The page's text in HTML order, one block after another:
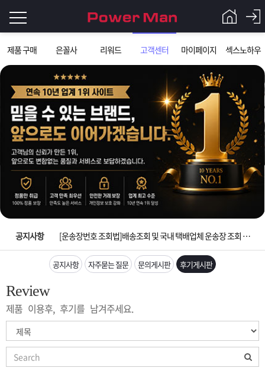
제품 구매 은꼴사 리워드 고객센터 마이페이지 섹스노하우
그
인
이
필
요
니
로
Q&A
파
워
맨
제
품
매
은
사
스
노
하
고
객
센
마
이
주
공지사항
입금확인이 안되는 상황을 대비해 꼭 입금후 고객센터 연락바랍니다.
[2026구정 연휴]설 연휴 배송 및 휴무 안내
[운송장번호 조회법]배송조회 및 국내 택배업체 운송장 조회 하는법
[ios앱 오픈]아이폰 고객 앱설치 가능합니다.
입금확인이 안되는 상황을 대비해 꼭 입금후 고객센터 연락바랍니다.
[2026구정 연휴]설 연휴 배송 및 휴무 안내
공지사항 자주묻는 질문 문의게시판 후기게시판
Review
제품 이용후, 후기를 남겨주세요.